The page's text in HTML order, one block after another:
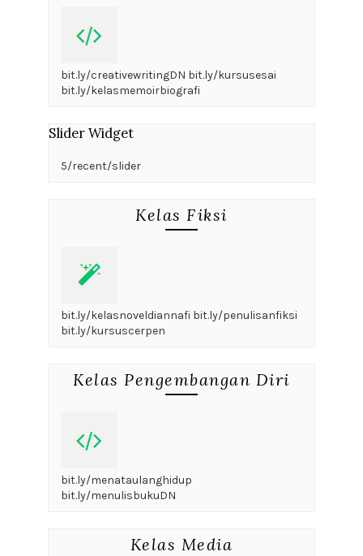
bit.ly/creativewritingDN bit.ly/kursusesai
bit.ly/kelasmemoirbiografi
Slider Widget
5/recent/slider
Kelas Fiksi
bit.ly/kelasnoveldiannafi bit.ly/penulisanfiksi
bit.ly/kursuscerpen
Kelas Pengembangan Diri
bit.ly/menataulanghidup
bit.ly/menulisbukuDN
Kelas Media